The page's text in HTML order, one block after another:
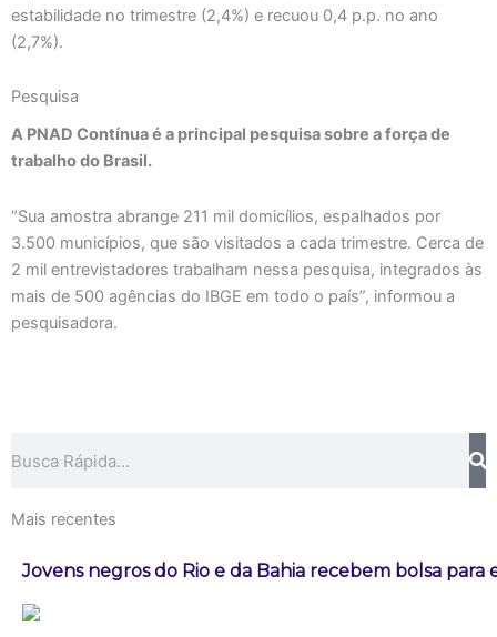
estabilidade no trimestre (2,4%) e recuou 0,4 p.p. no ano
(2,7%).
Pesquisa
A PNAD Contínua é a principal pesquisa sobre a força de
trabalho do Brasil.
“Sua amostra abrange 211 mil domicílios, espalhados por
3.500 municípios, que são visitados a cada trimestre. Cerca de
2 mil entrevistadores trabalham nessa pesquisa, integrados às
mais de 500 agências do IBGE em todo o país”, informou a
pesquisadora.
Mais recentes
Jovens negros do Rio e da Bahia recebem bolsa